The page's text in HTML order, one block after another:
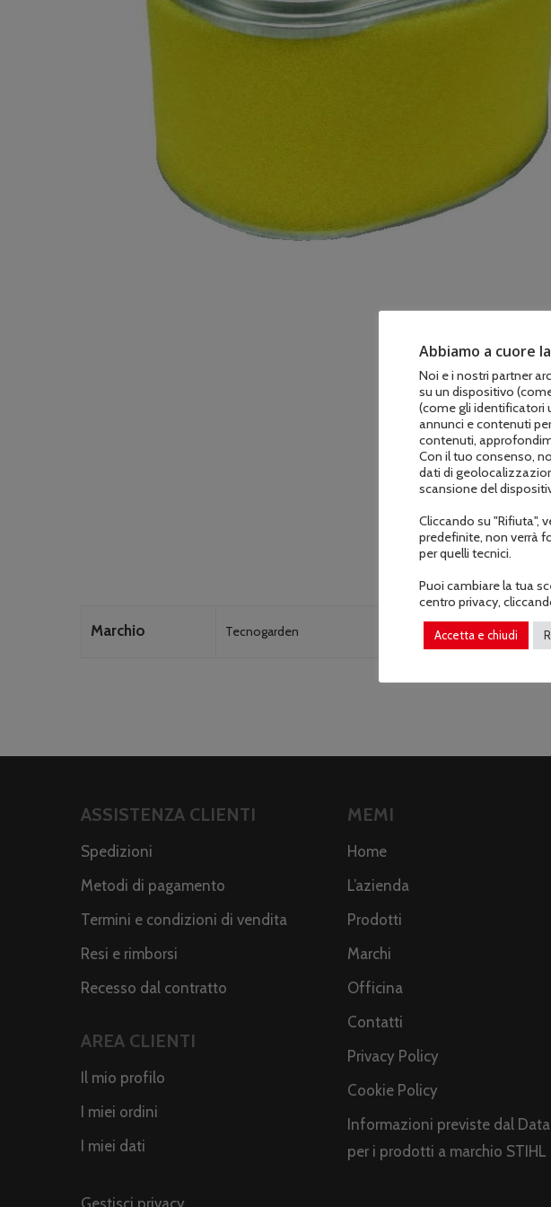
Marchio Tecnogarden
ASSISTENZA CLIENTI
Spedizioni
Metodi di pagamento
Termini e condizioni di vendita
Resi e rimborsi
Recesso dal contratto
AREA CLIENTI
Il mio profilo
I miei ordini
I miei dati
MEMI
Home
L’azienda
Prodotti
Marchi
Officina
Contatti
Privacy Policy
Cookie Policy
Informazioni previste dal
per i prodotti a marchio STIHL
Abbiamo a cuore
Noi e i nostri partner
su un dispositivo
(come gli identificatori
annunci e contenuti
contenuti,
Con il tuo consenso,
dati di
scansione del
Cliccando su "Rifiuta",
predefinite, non verrà
per quelli tecnici.
Puoi cambiare la tua
centro privacy,
Accetta e chiudi